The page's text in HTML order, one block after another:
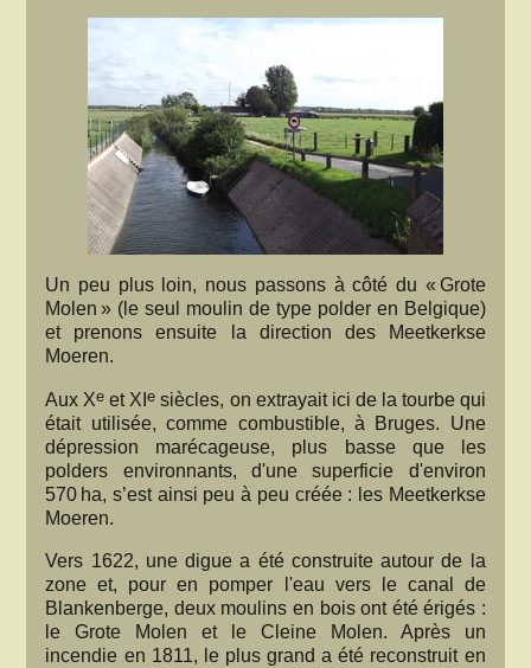
Un peu plus loin, nous passons à côté du « Grote
Molen » (le seul moulin de type polder en Belgique)
et prenons ensuite la direction des Meetkerkse
Moeren.
Aux Xe et XIe siècles, on extrayait ici de la tourbe qui
était utilisée, comme combustible, à Bruges. Une
dépression marécageuse, plus basse que les
polders environnants, d'une superficie d'environ
570 ha, s’est ainsi peu à peu créée : les Meetkerkse
Moeren.
Vers 1622, une digue a été construite autour de la
zone et, pour en pomper l'eau vers le canal de
Blankenberge, deux moulins en bois ont été érigés :
le Grote Molen et le Cleine Molen. Après un
incendie en 1811, le plus grand a été reconstruit en